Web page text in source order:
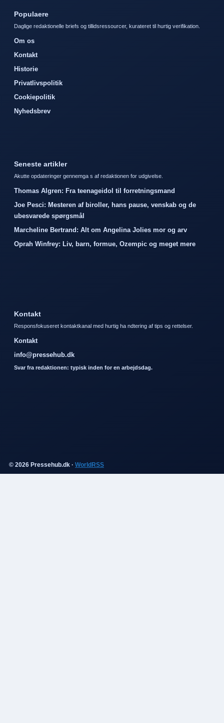
Populaere
Daglige redaktionelle briefs og tillidsressourcer, kurateret til hurtig verifikation.
Om os
Kontakt
Historie
Privatlivspolitik
Cookiepolitik
Nyhedsbrev
Seneste artikler
Akutte opdateringer gennemga s af redaktionen for udgivelse.
Thomas Algren: Fra teenageidol til forretningsmand
Joe Pesci: Mesteren af biroller, hans pause, venskab og de
ubesvarede spørgsmål
Marcheline Bertrand: Alt om Angelina Jolies mor og arv
Oprah Winfrey: Liv, barn, formue, Ozempic og meget mere
Kontakt
Responsfokuseret kontaktkanal med hurtig ha ndtering af tips og rettelser.
Kontakt
info@pressehub.dk
Svar fra redaktionen: typisk inden for en arbejdsdag.
© 2026 Pressehub.dk · WorldRSS